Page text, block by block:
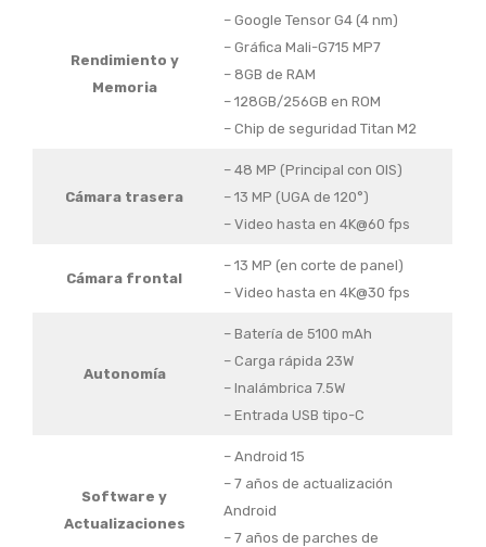
Rendimiento y
Memoria
– Google Tensor G4 (4 nm)
– Gráfica Mali-G715 MP7
– 8GB de RAM
– 128GB/256GB en ROM
– Chip de seguridad Titan M2
Cámara trasera
– 48 MP (Principal con OIS)
– 13 MP (UGA de 120°)
– Video hasta en 4K@60 fps
Cámara frontal
– 13 MP (en corte de panel)
– Video hasta en 4K@30 fps
Autonomía
– Batería de 5100 mAh
– Carga rápida 23W
– Inalámbrica 7.5W
– Entrada USB tipo-C
Software y
Actualizaciones
– Android 15
– 7 años de actualización
Android
– 7 años de parches de